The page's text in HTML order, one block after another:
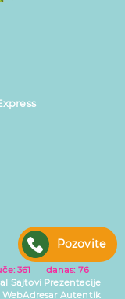
361 danas: 76
Sajtovi Prezentacije
WebAdresar Autentik
Pozovite